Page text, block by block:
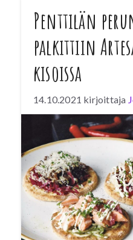
Penttilän
palkittiin
kisoissa
14.10.2021 kirjoittaja
Penttilän
palkintosijaa viime
valtakunnallisessa
Maarianhaminassa.
Penttilän Tila on
Palkittuja
uunituoreina
Pirkanmaan ohella
vegaanisia. Puutarha-